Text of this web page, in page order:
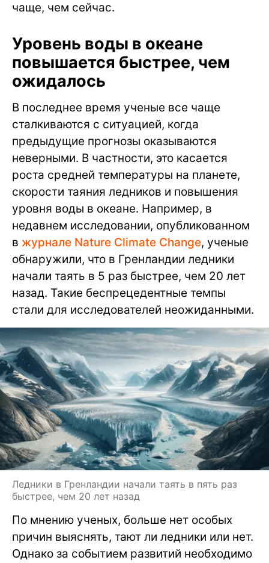
чаще, чем сейчас.
Уровень воды в океане
повышается быстрее, чем
ожидалось
В последнее время ученые все чаще
сталкиваются с ситуацией, когда
предыдущие прогнозы оказываются
неверными. В частности, это касается
роста средней температуры на планете,
скорости таяния ледников и повышения
уровня воды в океане. Например, в
недавнем исследовании, опубликованном
в журнале Nature Climate Change, ученые
обнаружили, что в Гренландии ледники
начали таять в 5 раз быстрее, чем 20 лет
назад. Такие беспрецедентные темпы
стали для исследователей неожиданными.
Ледники в Гренландии начали таять в пять раз
быстрее, чем 20 лет назад
По мнению ученых, больше нет особых
причин выяснять, тают ли ледники или нет.
Однако за событием развитий необходимо